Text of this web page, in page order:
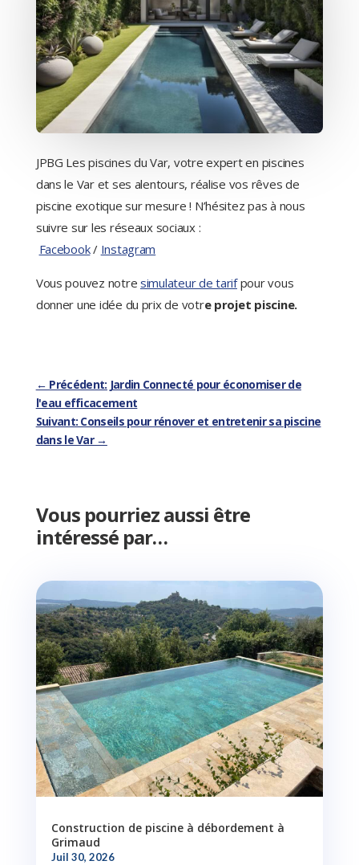
JPBG Les piscines du Var, votre expert en piscines
dans le Var et ses alentours, réalise vos rêves de
piscine exotique sur mesure ! N’hésitez pas à nous
suivre sur les réseaux sociaux :
Facebook/ Instagram
Vous pouvez notre simulateur de tarifpour vous
donner une idée du prix de votre projet piscine.
← Précédent: Jardin Connecté pour économiser de
l'eau efficacement
Suivant: Conseils pour rénover et entretenir sa piscine
dans le Var→
Vous pourriez aussi être
intéressé par…
Construction de piscine à débordement à
Grimaud
Juil 30, 2026